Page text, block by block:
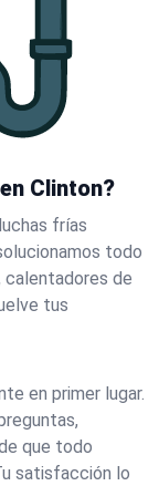
Clinton?
frías
todo
calentadores de
tus
en primer lugar.
que todo
satisfacción lo